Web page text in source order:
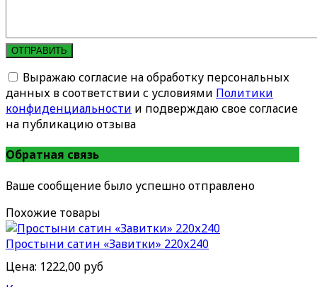
ОТПРАВИТЬ
Выражаю согласие на обработку персональных
данных в соответствии с условиями Политики
конфиденциальности и подверждаю свое согласие
на публикацию отзыва
Обратная связь
Ваше сообщение было успешно отправлено
Похожие товары
Простыни сатин «Завитки» 220х240
Цена: 1222,00 руб